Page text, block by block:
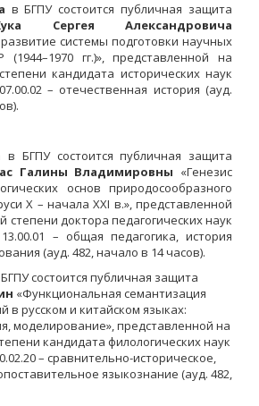
в БГПУ состоится публичная защита
Сергея Александровича
системы подготовки научных
гг.)», представленной на
кандидата исторических наук
– отечественная история (ауд.
в БГПУ состоится публичная защита
Галины Владимировны «Генезис
основ природосообразного
X – начала XXI в.», представленной
степени доктора педагогических наук
– общая педагогика, история
(ауд. 482, начало в 14 часов).
состоится публичная защита
«Функциональная семантизация
в русском и китайском языках:
моделирование»,представленной на
кандидата филологических наук
– сравнительно-историческое,
языкознание (ауд. 482,